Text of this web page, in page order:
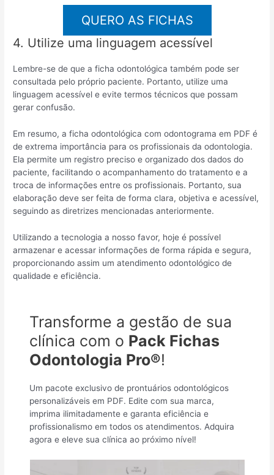
QUERO AS FICHAS
4. Utilize uma linguagem acessível
Lembre-se de que a ficha odontológica também pode ser
consultada pelo próprio paciente. Portanto, utilize uma
linguagem acessível e evite termos técnicos que possam
gerar confusão.
Em resumo, a ficha odontológica com odontograma em PDF é
de extrema importância para os profissionais da odontologia.
Ela permite um registro preciso e organizado dos dados do
paciente, facilitando o acompanhamento do tratamento e a
troca de informações entre os profissionais. Portanto, sua
elaboração deve ser feita de forma clara, objetiva e acessível,
seguindo as diretrizes mencionadas anteriormente.
Utilizando a tecnologia a nosso favor, hoje é possível
armazenar e acessar informações de forma rápida e segura,
proporcionando assim um atendimento odontológico de
qualidade e eficiência.
Transforme a gestão de sua
clínica com o Pack Fichas
Odontologia Pro®!
Um pacote exclusivo de prontuários odontológicos
personalizáveis em PDF. Edite com sua marca,
imprima ilimitadamente e garanta eficiência e
profissionalismo em todos os atendimentos. Adquira
agora e eleve sua clínica ao próximo nível!